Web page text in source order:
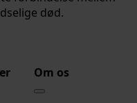
død.
Om os